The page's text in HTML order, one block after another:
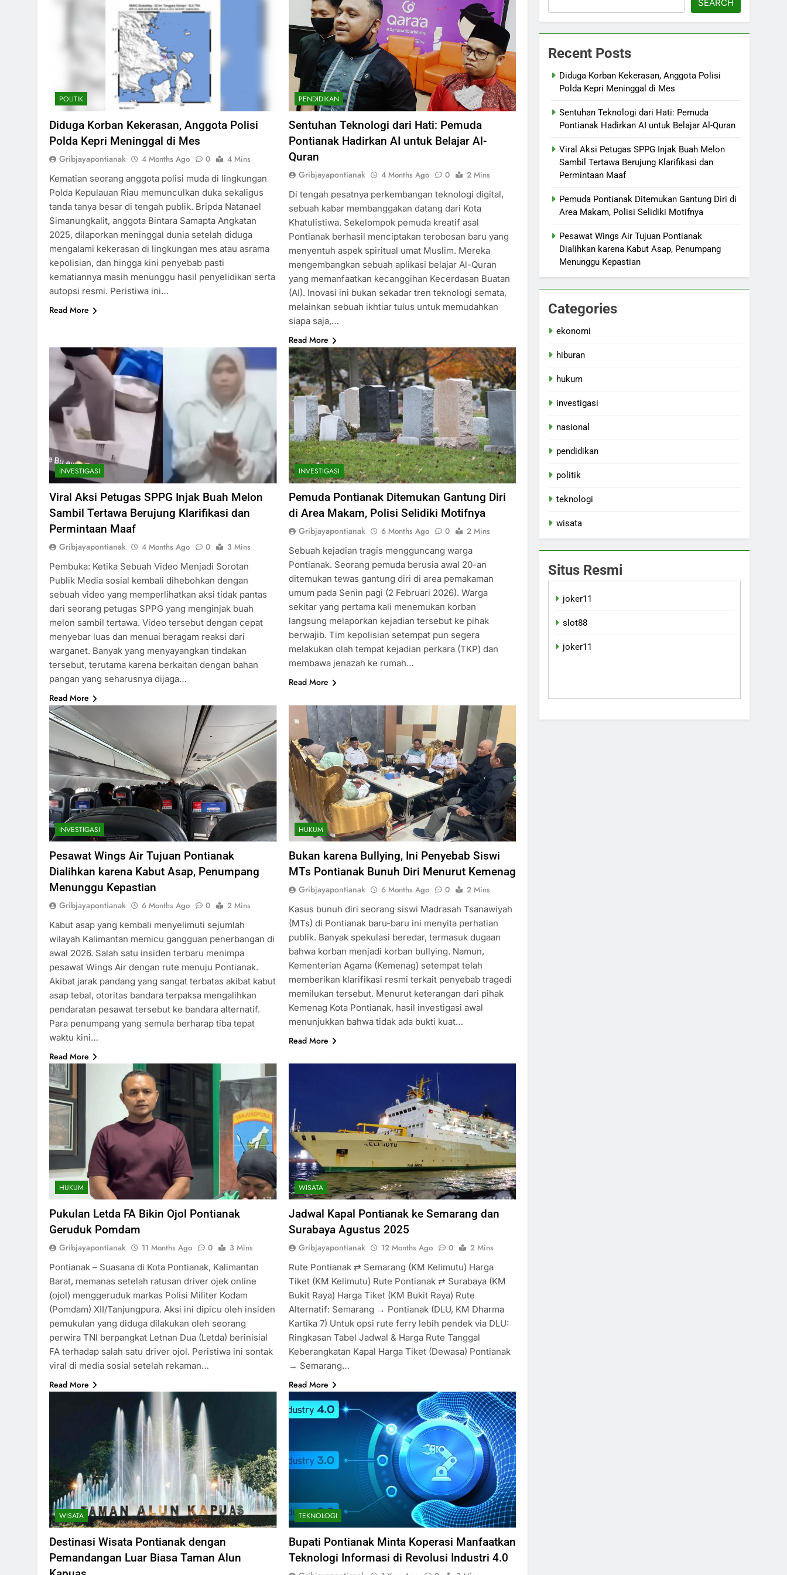
POLITIK
Diduga Korban Kekerasan, Anggota Polisi
Polda Kepri Meninggal di Mes
Gribjayapontianak 4 Months Ago 0
4 Mins
Kematian seorang anggota polisi muda di lingkungan
Polda Kepulauan Riau memunculkan duka sekaligus
tanda tanya besar di tengah publik. Bripda Natanael
Simanungkalit, anggota Bintara Samapta Angkatan
2025, dilaporkan meninggal dunia setelah diduga
mengalami kekerasan di lingkungan mes atau asrama
kepolisian, dan hingga kini penyebab pasti
kematiannya masih menunggu hasil penyelidikan serta
autopsi resmi. Peristiwa ini…
Read More
PENDIDIKAN
Sentuhan Teknologi dari Hati: Pemuda
Pontianak Hadirkan AI untuk Belajar Al-
Quran
Gribjayapontianak 4 Months Ago 0
2 Mins
Di tengah pesatnya perkembangan teknologi digital,
sebuah kabar membanggakan datang dari Kota
Khatulistiwa. Sekelompok pemuda kreatif asal
Pontianak berhasil menciptakan terobosan baru yang
menyentuh aspek spiritual umat Muslim. Mereka
mengembangkan sebuah aplikasi belajar Al-Quran
yang memanfaatkan kecanggihan Kecerdasan Buatan
(AI). Inovasi ini bukan sekadar tren teknologi semata,
melainkan sebuah ikhtiar tulus untuk memudahkan
siapa saja,…
Read More
INVESTIGASI
Viral Aksi Petugas SPPG Injak Buah Melon
Sambil Tertawa Berujung Klarifikasi dan
Permintaan Maaf
Gribjayapontianak 4 Months Ago 0
3 Mins
Pembuka: Ketika Sebuah Video Menjadi Sorotan
Publik Media sosial kembali dihebohkan dengan
sebuah video yang memperlihatkan aksi tidak pantas
dari seorang petugas SPPG yang menginjak buah
melon sambil tertawa. Video tersebut dengan cepat
menyebar luas dan menuai beragam reaksi dari
warganet. Banyak yang menyayangkan tindakan
tersebut, terutama karena berkaitan dengan bahan
pangan yang seharusnya dijaga…
Read More
INVESTIGASI
Pemuda Pontianak Ditemukan Gantung Diri
di Area Makam, Polisi Selidiki Motifnya
Gribjayapontianak 6 Months Ago 0
2 Mins
Sebuah kejadian tragis mengguncang warga
Pontianak. Seorang pemuda berusia awal 20-an
ditemukan tewas gantung diri di area pemakaman
umum pada Senin pagi (2 Februari 2026). Warga
sekitar yang pertama kali menemukan korban
langsung melaporkan kejadian tersebut ke pihak
berwajib. Tim kepolisian setempat pun segera
melakukan olah tempat kejadian perkara (TKP) dan
membawa jenazah ke rumah…
Read More
INVESTIGASI
Pesawat Wings Air Tujuan Pontianak
Dialihkan karena Kabut Asap, Penumpang
Menunggu Kepastian
Gribjayapontianak 6 Months Ago 0
2 Mins
Kabut asap yang kembali menyelimuti sejumlah
wilayah Kalimantan memicu gangguan penerbangan di
awal 2026. Salah satu insiden terbaru menimpa
pesawat Wings Air dengan rute menuju Pontianak.
Akibat jarak pandang yang sangat terbatas akibat kabut
asap tebal, otoritas bandara terpaksa mengalihkan
pendaratan pesawat tersebut ke bandara alternatif.
Para penumpang yang semula berharap tiba tepat
waktu kini…
Read More
HUKUM
Bukan karena Bullying, Ini Penyebab Siswi
MTs Pontianak Bunuh Diri Menurut Kemenag
Gribjayapontianak 6 Months Ago 0
2 Mins
Kasus bunuh diri seorang siswi Madrasah Tsanawiyah
(MTs) di Pontianak baru-baru ini menyita perhatian
publik. Banyak spekulasi beredar, termasuk dugaan
bahwa korban menjadi korban bullying. Namun,
Kementerian Agama (Kemenag) setempat telah
memberikan klarifikasi resmi terkait penyebab tragedi
memilukan tersebut. Menurut keterangan dari pihak
Kemenag Kota Pontianak, hasil investigasi awal
menunjukkan bahwa tidak ada bukti kuat…
Read More
HUKUM
Pukulan Letda FA Bikin Ojol Pontianak
Geruduk Pomdam
Gribjayapontianak 11 Months Ago 0
3 Mins
Pontianak – Suasana di Kota Pontianak, Kalimantan
Barat, memanas setelah ratusan driver ojek online
(ojol) menggeruduk markas Polisi Militer Kodam
(Pomdam) XII/Tanjungpura. Aksi ini dipicu oleh insiden
pemukulan yang diduga dilakukan oleh seorang
perwira TNI berpangkat Letnan Dua (Letda) berinisial
FA terhadap salah satu driver ojol. Peristiwa ini sontak
viral di media sosial setelah rekaman…
Read More
WISATA
Jadwal Kapal Pontianak ke Semarang dan
Surabaya Agustus 2025
Gribjayapontianak 12 Months Ago 0
2 Mins
Rute Pontianak ⇄ Semarang (KM Kelimutu) Harga
Tiket (KM Kelimutu) Rute Pontianak ⇄ Surabaya (KM
Bukit Raya) Harga Tiket (KM Bukit Raya) Rute
Alternatif: Semarang → Pontianak (DLU, KM Dharma
Kartika 7) Untuk opsi rute ferry lebih pendek via DLU:
Ringkasan Tabel Jadwal & Harga Rute Tanggal
Keberangkatan Kapal Harga Tiket (Dewasa) Pontianak
→ Semarang…
Read More
WISATA
Destinasi Wisata Pontianak dengan
Pemandangan Luar Biasa Taman Alun
TEKNOLOGI
Bupati Pontianak Minta Koperasi Manfaatkan
Teknologi Informasi di Revolusi Industri 4.0
SEARCH
Recent Posts
Diduga Korban Kekerasan, Anggota Polisi
Polda Kepri Meninggal di Mes
Sentuhan Teknologi dari Hati: Pemuda
Pontianak Hadirkan AI untuk Belajar Al-Quran
Viral Aksi Petugas SPPG Injak Buah Melon
Sambil Tertawa Berujung Klarifikasi dan
Permintaan Maaf
Pemuda Pontianak Ditemukan Gantung Diri di
Area Makam, Polisi Selidiki Motifnya
Pesawat Wings Air Tujuan Pontianak
Dialihkan karena Kabut Asap, Penumpang
Menunggu Kepastian
Categories
ekonomi
hiburan
hukum
investigasi
nasional
pendidikan
politik
teknologi
wisata
Situs Resmi
joker11
slot88
joker11